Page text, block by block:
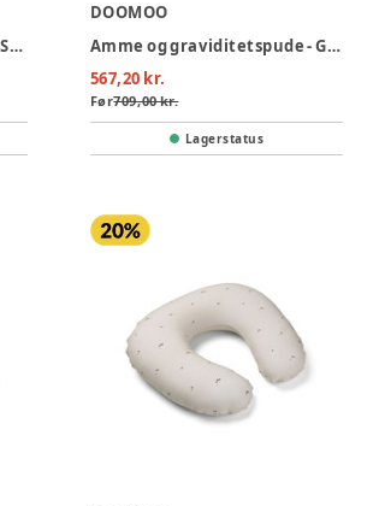
Amme og graviditetspude - Svampe
DOOMOO
Amme og graviditetspude - Grå
567,20 kr.
Før709,00 kr.
Lagerstatus